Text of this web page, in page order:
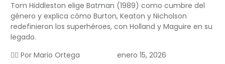
Tom Hiddleston elige Batman (1989) como cumbre del
género y explica cómo Burton, Keaton y Nicholson
redefinieron los superhéroes, con Holland y Maguire en su
legado.
✍🏻 Por Mario Ortega enero 15, 2026